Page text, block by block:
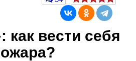
как вести себя